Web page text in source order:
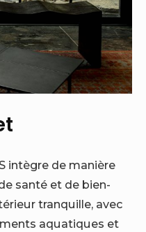
intègre de manière
santé et de bien-
tranquille, avec
aquatiques et